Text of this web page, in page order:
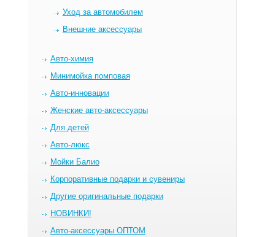
Уход за автомобилем
Внешние аксессуары
Авто-химия
Минимойка помповая
Авто-инновации
Женские авто-аксессуары
Для детей
Авто-люкс
Мойки Балио
Корпоративные подарки и сувениры
Другие оригинальные подарки
НОВИНКИ!
Авто-аксессуары ОПТОМ